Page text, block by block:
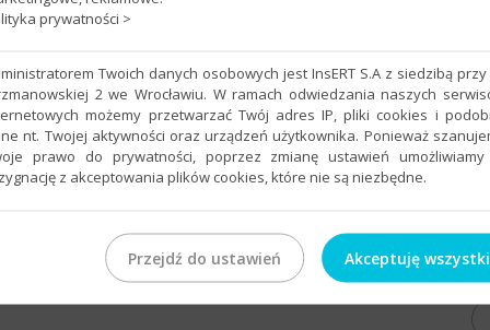
(parametry obliczania wartości finalnej, wpływu na
zmian w systemie wynagrodzeń dla całej firmy,
strona główna prezentująca stan realizacji planu
na naliczenie, rozbudowany i intuicyjny kreator naliczania
formie w jaki sposób zostały obliczone poszczególne kwoty
i zarazem dające duże możliwości konfiguracji).
dla pracowników oraz różnych instytucji (np. komornik, firma
prywatności >
Twoich danych osobowych jest InsERT S.A z siedzibą przy
2 we Wrocławiu. W ramach odwiedzania naszych
możemy przetwarzać Twój adres IP, pliki cookies i
nt. Twojej aktywności oraz urządzeń użytkownika. Ponieważ
prawo do prywatności, poprzez zmianę ustawień umożliwiamy
z akceptowania plików cookies, które nie są niezbędne.
Przejdź do ustawień Akceptuję